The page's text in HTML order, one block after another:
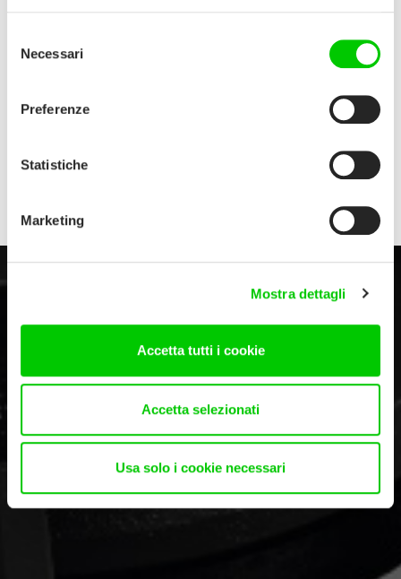
delNecessari
Preferenze
Statistiche
Marketing
Mostra dettagli
Accetta tutti i cookie
Accetta selezionati
Usa solo i cookie necessari
I piani in vetro montano i nuovi bruciatori
tutte le parti del bruciatore. La pulizia è più